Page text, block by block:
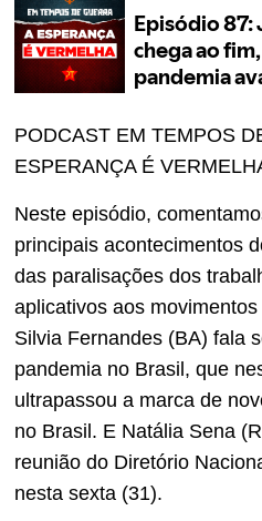
PODCAST EM TEMPOS
ESPERANÇA É
Neste episódio,
principais acontecimentos
das paralisações dos
aplicativos aos
Silvia Fernandes (BA) fala
pandemia no Brasil, que
ultrapassou a marca de
no Brasil. E Natália Sena
reunião do Diretório
nesta sexta (31).